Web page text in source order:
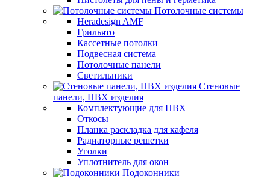
Потолочные системы
Heradesign AMF
Грильято
Кассетные потолки
Подвесная система
Потолочные панели
Светильники
Стеновые
панели, ПВХ изделия
Комплектующие для ПВХ
Откосы
Планка раскладка для кафеля
Радиаторные решетки
Уголки
Уплотнитель для окон
Подоконники